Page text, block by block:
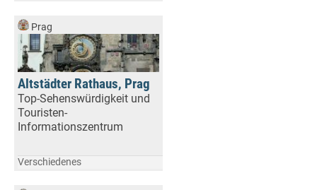
Prag
Altstädter Rathaus, Prag
Top-Sehenswürdigkeit und
Touristen-
Informationszentrum
Verschiedenes